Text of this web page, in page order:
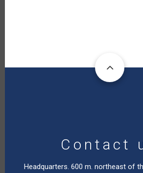
Contact
Headquarters. 600 m. northeast of